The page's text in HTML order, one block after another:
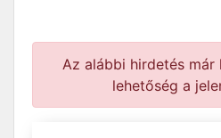
Az alábbi hirdetés
lehetőség a